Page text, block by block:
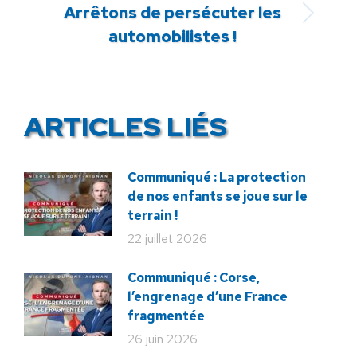
Article
suivant
Arrêtons de persécuter les
automobilistes !
ARTICLES LIÉS
Communiqué : La protection
de nos enfants se joue sur le
terrain !
22 juillet 2026
Communiqué : Corse,
l’engrenage d’une France
fragmentée
26 juin 2026